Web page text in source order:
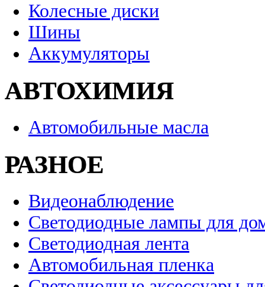
Колесные диски
Шины
Аккумуляторы
АВТОХИМИЯ
Автомобильные масла
РАЗНОЕ
Видеонаблюдение
Светодиодные лампы для
Светодиодная лента
Автомобильная пленка